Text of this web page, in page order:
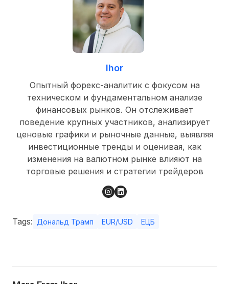
Ihor
Опытный форекс-аналитик с фокусом на
техническом и фундаментальном анализе
финансовых рынков. Он отслеживает
поведение крупных участников, анализирует
ценовые графики и рыночные данные, выявляя
инвестиционные тренды и оценивая, как
изменения на валютном рынке влияют на
торговые решения и стратегии трейдеров
Tags: Дональд Трамп EUR/USD ЕЦБ